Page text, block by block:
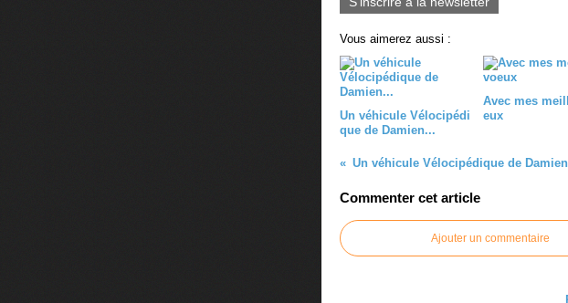
Vous aimerez aussi :
Un véhicule Vélocipédi
que de Damien...
Avec mes
eux
Un véhicule Vélocipédique de
Commenter cet article
Ajouter un commentaire